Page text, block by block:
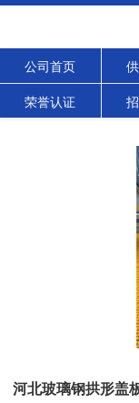
公司首页
荣誉认证
河北玻璃钢拱形盖